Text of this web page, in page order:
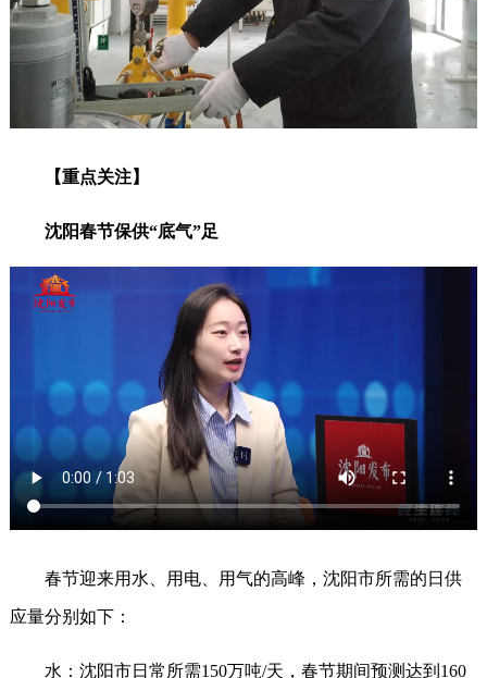
【重点关注】
沈阳春节保供“底气”足
春节迎来用水、用电、用气的高峰，沈阳市所需的日供
应量分别如下：
水：沈阳市日常所需150万吨/天，春节期间预测达到160